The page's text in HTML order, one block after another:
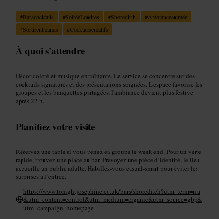
#Baràcocktails #SoiréeLondres #Shoreditch #Ambianceanimée
#Sortirentreamis #Cocktailscréatifs
À quoi s'attendre
Décor coloré et musique entraînante. Le service se concentre sur des
cocktails signatures et des présentations soignées. L'espace favorise les
groupes et les banquettes partagées, l'ambiance devient plus festive
après 22 h.
Planifiez votre visite
Réservez une table si vous venez en groupe le week-end. Pour un verre
rapide, trouvez une place au bar. Prévoyez une pièce d’identité, le lieu
accueille un public adulte. Habillez-vous casual-smart pour éviter les
surprises à l’entrée.
https://www.tonightjosephine.co.uk/bars/shoreditch?utm_term=n.a
&utm_content=control&utm_medium=organic&utm_source=gbp&
utm_campaign=homepage